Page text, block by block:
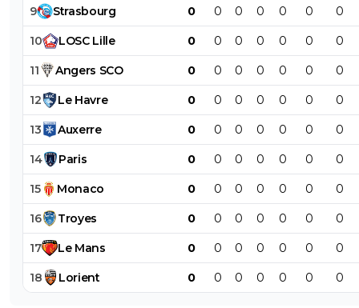
9 Strasbourg 0 0 0 0 0 0 0
10 LOSC Lille 0 0 0 0 0 0 0
11 Angers SCO 0 0 0 0 0 0 0
12 Le Havre 0 0 0 0 0 0 0
13 Auxerre 0 0 0 0 0 0 0
14 Paris 0 0 0 0 0 0 0
15 Monaco 0 0 0 0 0 0 0
16 Troyes 0 0 0 0 0 0 0
17 Le Mans 0 0 0 0 0 0 0
18 Lorient 0 0 0 0 0 0 0